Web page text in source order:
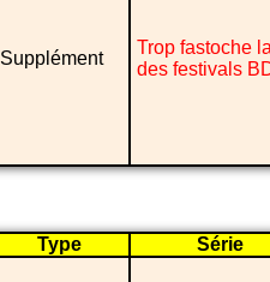
Supplément
Trop fastoche
des festivals
Type Série